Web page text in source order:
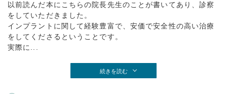
以前読んだ本にこちらの院長先生のことが書いてあり、診察
をしていただきました。
インプラントに関して経験豊富で、安価で安全性の高い治療
をしてくださるということです。
実際に...
続きを読む